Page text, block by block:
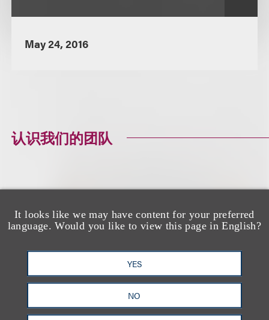
It looks like we may have content for your preferred
language. Would you like to view this page in English?
YES
NO
May 24, 2016
认识我们的团队
Christine M.
Rodriguez
Senior Counsel
+1.212.407.4128